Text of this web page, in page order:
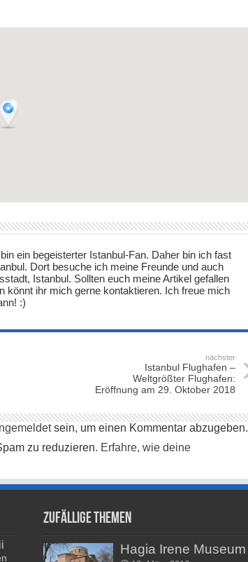
ein begeisterter Istanbul-Fan. Daher bin ich fast
Dort besuche ich meine Freunde und auch
Istanbul. Sollten euch meine Artikel gefallen
könnt ihr mich gerne kontaktieren. Ich freue mich
:)
nächster
Istanbul Flughafen –
Weltgrößter Flughafen:
Eröffnung am 29. Oktober 2018
sein, um einen Kommentar abzugeben.
zu reduzieren. Erfahre, wie deine
Zufällige Themen
Hagia Irene Museum